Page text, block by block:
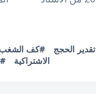
#تقدير الحجج #كف الشغب
الاشتراكية